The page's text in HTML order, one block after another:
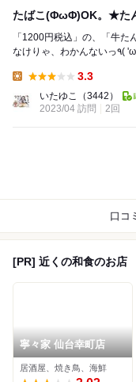
たばこ(ΦωΦ)OK。★た
「1200円税込」の、「牛たん」かぁ。。 「安い」
なけりゃ、わかんないっ٩( 'ω' )و ★たん焼定食（1200円税込）★ ☆安価
3.3
いたゆこ
（3442）
2023/04 訪問
2回
口コ
[PR] 近くの和食のお店
寧々家 仙台幸町店
居酒屋、焼き鳥、海鮮